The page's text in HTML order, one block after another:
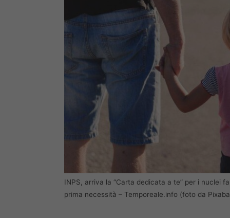
INPS, arriva la “Carta dedicata a te” per i nuclei
prima necessità – Temporeale.info (foto da